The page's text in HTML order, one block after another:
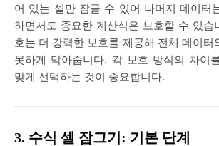
어 있는 셀만 잠글 수 있어 나머지 데이터
하면서도 중요한 계산식은 보호할 수 있습
호는 더 강력한 보호를 제공해 전체 데이터
못하게 막아줍니다. 각 보호 방식의 차이
맞게 선택하는 것이 중요합니다.
3. 수식 셀 잠그기: 기본 단계